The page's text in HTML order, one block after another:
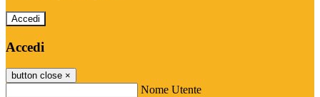
Accedi
Accedi
button close ×
Nome Utente